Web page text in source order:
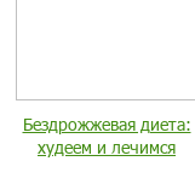
Бездрожжевая диета:
худеем и лечимся